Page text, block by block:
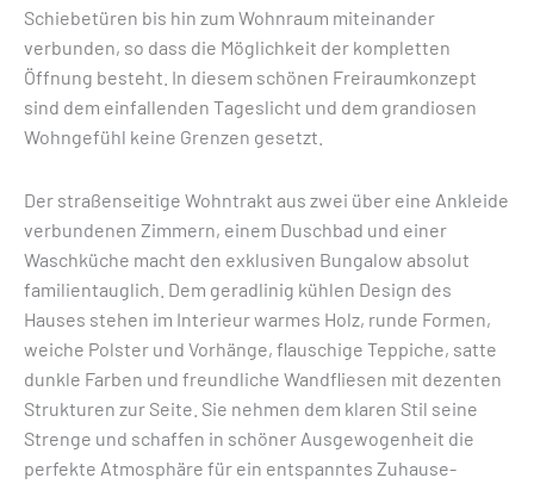
Schiebetüren bis hin zum Wohnraum miteinander
verbunden, so dass die Möglichkeit der kompletten
Öffnung besteht. In diesem schönen Freiraumkonzept
sind dem einfallenden Tageslicht und dem grandiosen
Wohngefühl keine Grenzen gesetzt.
Der straßenseitige Wohntrakt aus zwei über eine Ankleide
verbundenen Zimmern, einem Duschbad und einer
Waschküche macht den exklusiven Bungalow absolut
familientauglich. Dem geradlinig kühlen Design des
Hauses stehen im Interieur warmes Holz, runde Formen,
weiche Polster und Vorhänge, flauschige Teppiche, satte
dunkle Farben und freundliche Wandfliesen mit dezenten
Strukturen zur Seite. Sie nehmen dem klaren Stil seine
Strenge und schaffen in schöner Ausgewogenheit die
perfekte Atmosphäre für ein entspanntes Zuhause-